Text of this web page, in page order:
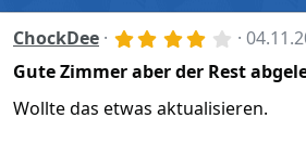
ChockDee 4
0
S
Gute Zimmer aber der Rest
Wollte das etwas aktualisieren.